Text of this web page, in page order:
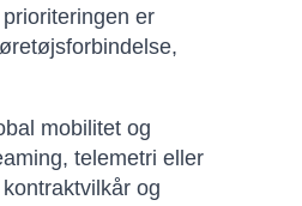
er
mobilitet og
telemetri eller
og